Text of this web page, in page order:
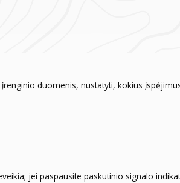
duomenis, nustatyti, kokius
jei paspausite paskutinio signalo